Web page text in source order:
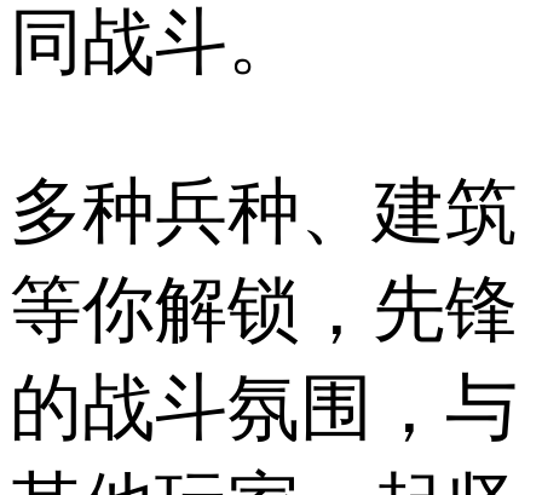
同战斗。
多种兵种、建筑
等你解锁，先锋
的战斗氛围，与